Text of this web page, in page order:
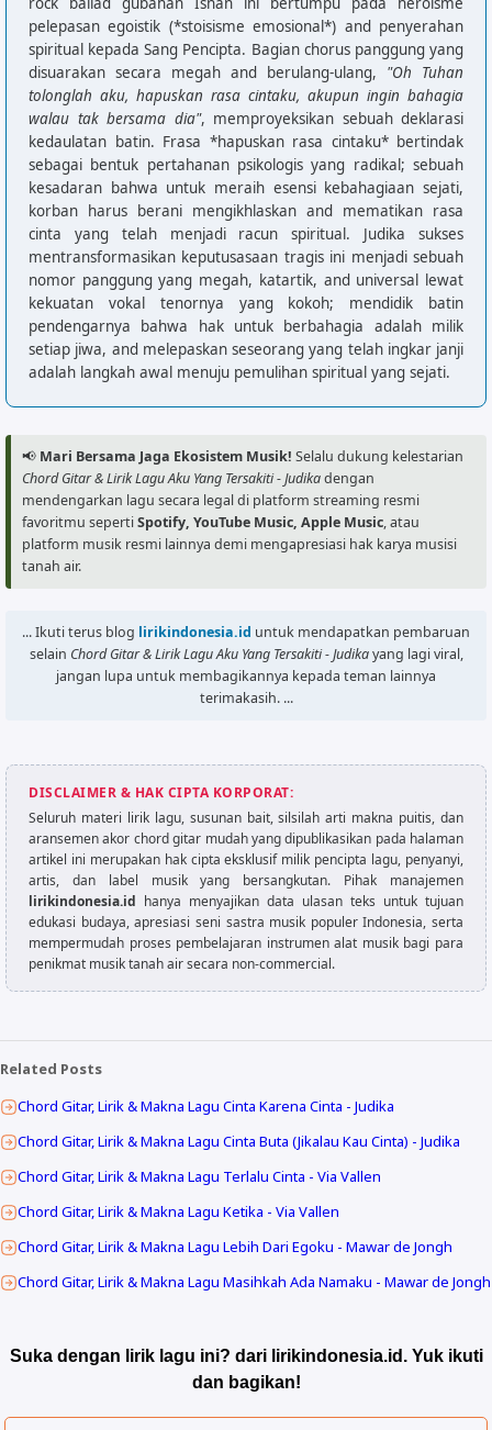
pelepasan egoistik (*stoisisme emosional*) and penyerahan
spiritual kepada Sang Pencipta. Bagian chorus panggung yang
disuarakan secara megah and berulang-ulang, "Oh Tuhan
tolonglah aku, hapuskan rasa cintaku, akupun ingin bahagia
walau tak bersama dia", memproyeksikan sebuah deklarasi
kedaulatan batin. Frasa *hapuskan rasa cintaku* bertindak
sebagai bentuk pertahanan psikologis yang radikal; sebuah
kesadaran bahwa untuk meraih esensi kebahagiaan sejati,
korban harus berani mengikhlaskan and mematikan rasa
cinta yang telah menjadi racun spiritual. Judika sukses
mentransformasikan keputusasaan tragis ini menjadi sebuah
nomor panggung yang megah, katartik, and universal lewat
kekuatan vokal tenornya yang kokoh; mendidik batin
pendengarnya bahwa hak untuk berbahagia adalah milik
setiap jiwa, and melepaskan seseorang yang telah ingkar janji
adalah langkah awal menuju pemulihan spiritual yang sejati.
📢 Mari Bersama Jaga Ekosistem Musik! Selalu dukung kelestarian
Chord Gitar & Lirik Lagu Aku Yang Tersakiti - Judikadengan
mendengarkan lagu secara legal di platform streaming resmi
favoritmu sepertiSpotify, YouTube Music, Apple Music, atau
platform musik resmi lainnya demi mengapresiasi hak karya musisi
tanah air.
... Ikuti terus blog lirikindonesia.id untuk mendapatkan pembaruan
selain Chord Gitar & Lirik Lagu Aku Yang Tersakiti - Judikayang lagi viral,
jangan lupa untuk membagikannya kepada teman lainnya
terimakasih. ...
DISCLAIMER & HAK CIPTA KORPORAT:
Seluruh materi lirik lagu, susunan bait, silsilah arti makna puitis, dan
aransemen akor chord gitar mudah yang dipublikasikan pada halaman
artikel ini merupakan hak cipta eksklusif milik pencipta lagu, penyanyi,
artis, dan label musik yang bersangkutan. Pihak manajemen
lirikindonesia.id hanya menyajikan data ulasan teks untuk tujuan
edukasi budaya, apresiasi seni sastra musik populer Indonesia, serta
mempermudah proses pembelajaran instrumen alat musik bagi para
penikmat musik tanah air secara non-commercial.
Related Posts
Chord Gitar, Lirik & Makna Lagu Cinta Karena Cinta - Judika
Chord Gitar, Lirik & Makna Lagu Cinta Buta (Jikalau Kau Cinta) - Judika
Chord Gitar, Lirik & Makna Lagu Terlalu Cinta - Via Vallen
Chord Gitar, Lirik & Makna Lagu Ketika - Via Vallen
Chord Gitar, Lirik & Makna Lagu Lebih Dari Egoku - Mawar de Jongh
Chord Gitar, Lirik & Makna Lagu Masihkah Ada Namaku - Mawar de Jongh
Suka dengan lirik lagu ini? dari lirikindonesia.id. Yuk ikuti
dan bagikan!